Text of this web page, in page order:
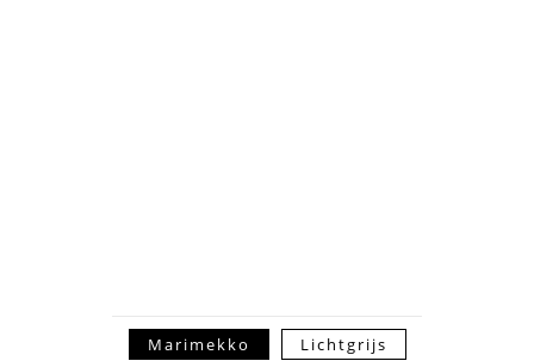
Marimekko Lichtgrijs